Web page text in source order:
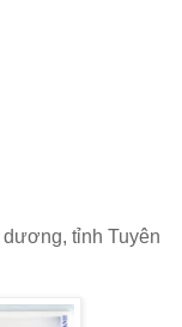
tỉnh Tuyên